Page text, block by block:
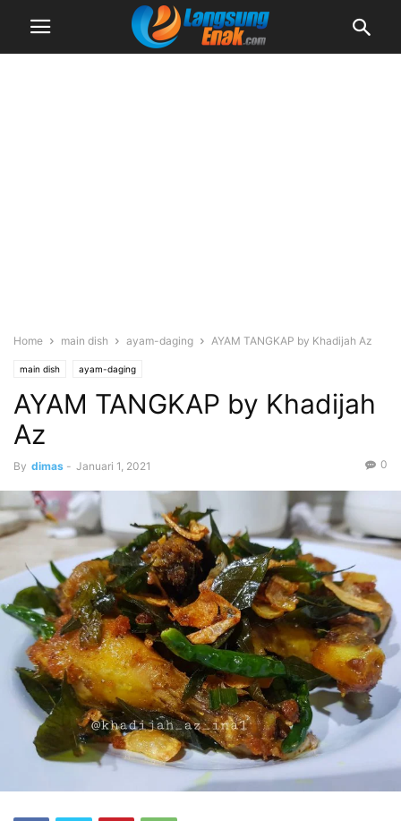
Home main dish ayam-daging AYAM TANGKAP by Khadijah Az
main dish ayam-daging
AYAM TANGKAP by Khadijah
Az
By dimas - Januari 1, 2021 0